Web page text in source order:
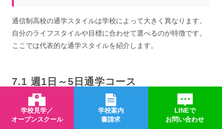
通信制高校の通学スタイルは学校によって大きく異なります。
自分のライフスタイルや目標に合わせて選べるのが特徴です。
ここでは代表的な通学スタイルを紹介します。
週1日～5日通学コース
多くの通信制高校では、週に通学する日数を選べるコース制を
採用しています。週1日コースは自宅学習を中心にしたい方向
学校見学／
オープンスクール
学校案内
書請求
LINEで
お問い合わせ